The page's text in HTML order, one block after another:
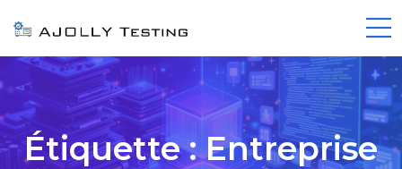
Étiquette :Entreprise